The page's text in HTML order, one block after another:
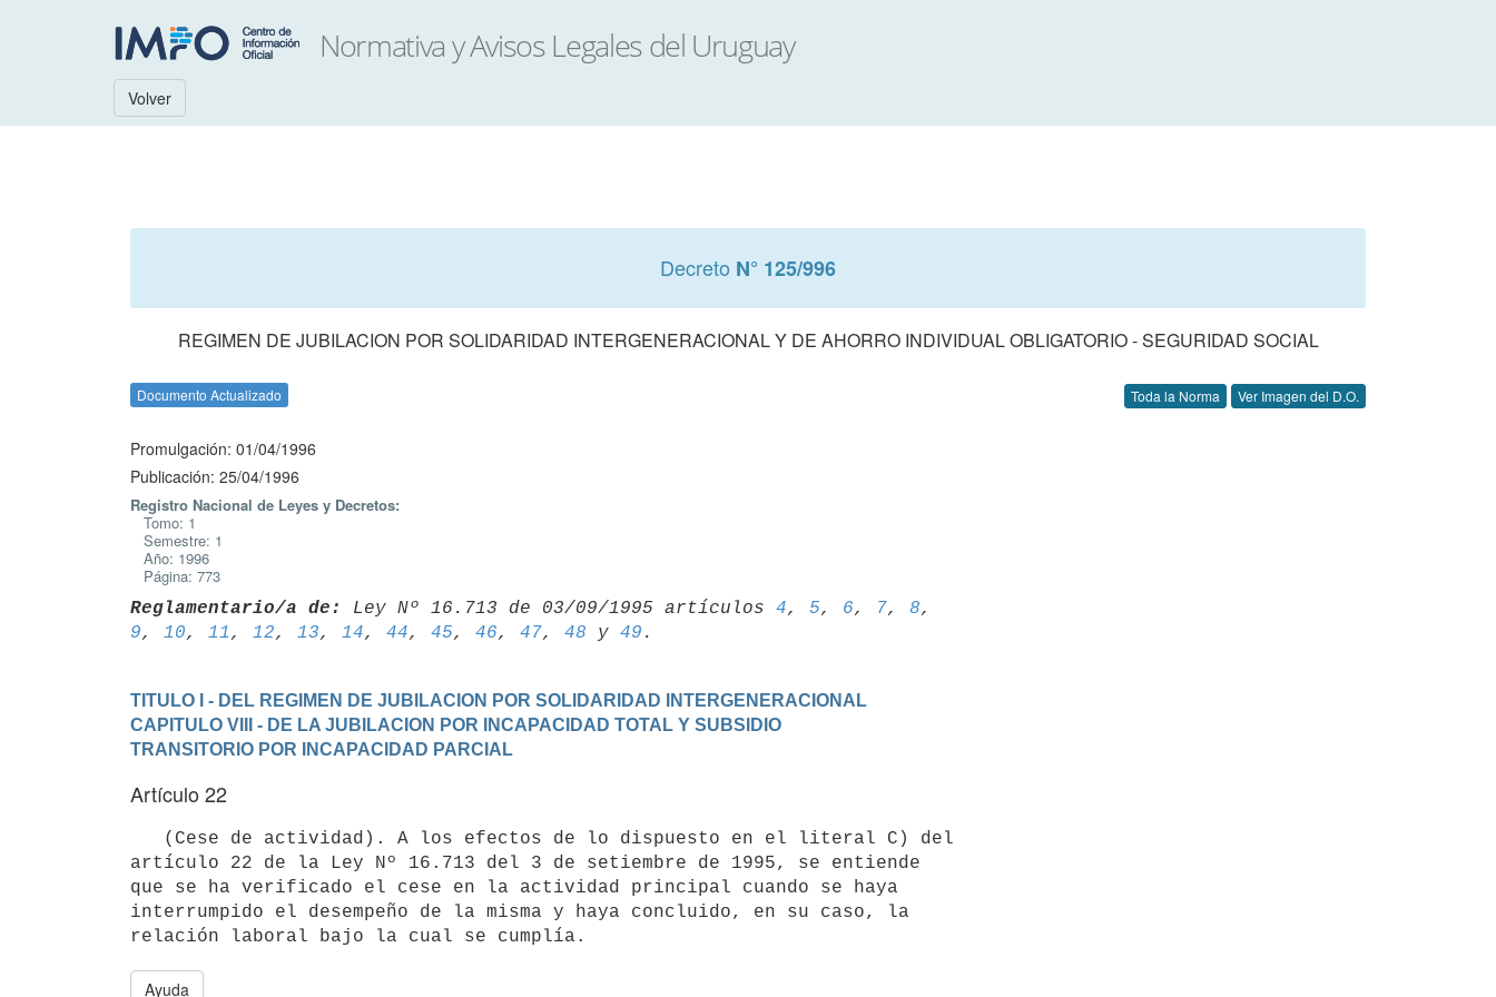
Volver
Decreto N° 125/996
REGIMEN DE JUBILACION POR SOLIDARIDAD INTERGENERACIONAL Y DE AHORRO INDIVIDUAL OBLIGATORIO - SEGURIDAD SOCIAL
Documento Actualizado Toda la Norma Ver Imagen del D.O.
Promulgación: 01/04/1996
Publicación: 25/04/1996
Registro Nacional de Leyes y Decretos:
Tomo: 1
Semestre: 1
Año: 1996
Página: 773
Reglamentario/a de: Ley Nº 16.713 de 03/09/1995 artículos 4, 5, 6, 7, 8,
9, 10, 11 , 12, 13, 14, 44, 45, 46, 47, 48 y 49
TITULO I - DEL REGIMEN DE JUBILACION POR SOLIDARIDAD INTERGENERACIONAL
CAPITULO VIII - DE LA JUBILACION POR INCAPACIDAD TOTAL Y SUBSIDIO
TRANSITORIO POR INCAPACIDAD PARCIAL
Artículo 22
artículo 22 de la Ley Nº 16.713 del 3 de setiembre de 1995, se entiende
que se ha verificado el cese en la actividad principal cuando se haya
interrumpido el desempeño de la misma y haya concluido, en su caso, la
Ayuda